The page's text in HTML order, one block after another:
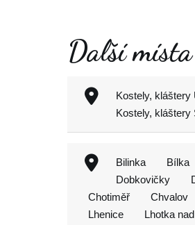
Další
Kostely,
Kostely,
Bilinka Bílka
Dobkovičky
Chotiměř
Chvalov
Lhenice
Lhotka